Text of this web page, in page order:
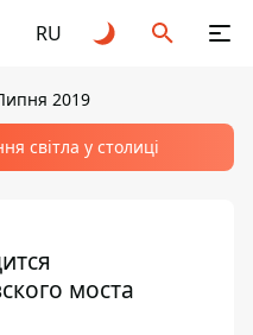
RU
2019
світла у столиці
моста